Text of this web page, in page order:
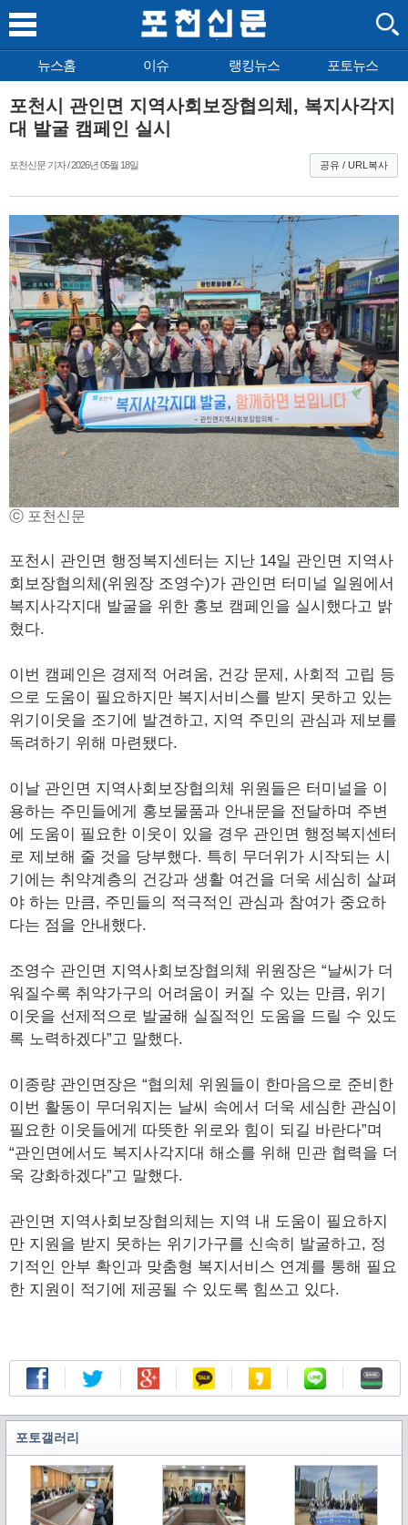
뉴스홈 이슈 랭킹뉴스 포토뉴스
포천시 관인면 지역사회보장협의체, 복지사각지
대 발굴 캠페인 실시
포천신문 기자 / 2026년 05월 18일 공유 / URL복사
ⓒ 포천신문
포천시 관인면 행정복지센터는 지난 14일 관인면 지역사
회보장협의체(위원장 조영수)가 관인면 터미널 일원에서
복지사각지대 발굴을 위한 홍보 캠페인을 실시했다고 밝
혔다.
이번 캠페인은 경제적 어려움, 건강 문제, 사회적 고립 등
으로 도움이 필요하지만 복지서비스를 받지 못하고 있는
위기이웃을 조기에 발견하고, 지역 주민의 관심과 제보를
독려하기 위해 마련됐다.
이날 관인면 지역사회보장협의체 위원들은 터미널을 이
용하는 주민들에게 홍보물품과 안내문을 전달하며 주변
에 도움이 필요한 이웃이 있을 경우 관인면 행정복지센터
로 제보해 줄 것을 당부했다. 특히 무더위가 시작되는 시
기에는 취약계층의 건강과 생활 여건을 더욱 세심히 살펴
야 하는 만큼, 주민들의 적극적인 관심과 참여가 중요하
다는 점을 안내했다.
조영수 관인면 지역사회보장협의체 위원장은 “날씨가 더
워질수록 취약가구의 어려움이 커질 수 있는 만큼, 위기
이웃을 선제적으로 발굴해 실질적인 도움을 드릴 수 있도
록 노력하겠다”고 말했다.
이종량 관인면장은 “협의체 위원들이 한마음으로 준비한
이번 활동이 무더워지는 날씨 속에서 더욱 세심한 관심이
필요한 이웃들에게 따뜻한 위로와 힘이 되길 바란다”며
“관인면에서도 복지사각지대 해소를 위해 민관 협력을 더
욱 강화하겠다”고 말했다.
관인면 지역사회보장협의체는 지역 내 도움이 필요하지
만 지원을 받지 못하는 위기가구를 신속히 발굴하고, 정
기적인 안부 확인과 맞춤형 복지서비스 연계를 통해 필요
한 지원이 적기에 제공될 수 있도록 힘쓰고 있다.
포토갤러리